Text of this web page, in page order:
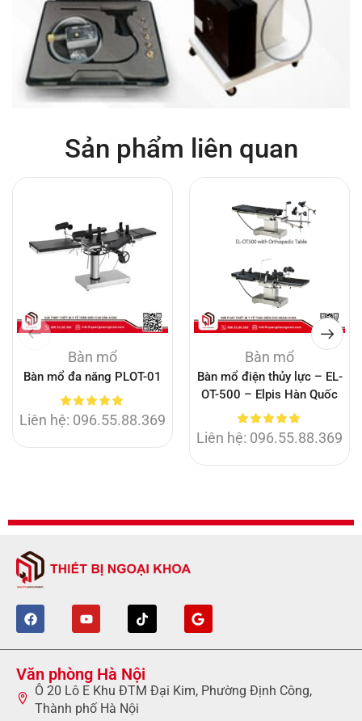
Sản phẩm liên quan
Bàn mổ
Bàn mổ đa năng PLOT-01
Liên hệ: 096.55.88.369
Bàn mổ
Bàn mổ điện thủy lực – EL-
OT-500 – Elpis Hàn Quốc
Liên hệ: 096.55.88.369
Văn phòng Hà Nội
Ô 20 Lô E Khu ĐTM Đại Kim, Phường Định Công,
Thành phố Hà Nội